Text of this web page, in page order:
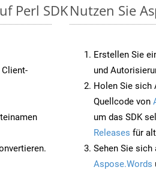
Perl SDKNutzen Sie
Erstellen Sie
und
Holen Sie sich
Quellcode von
um das SDK
Releases für
Sehen Sie sich
Aspose.Words